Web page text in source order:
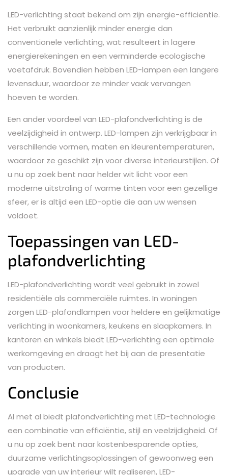
LED-verlichting staat bekend om zijn energie-efficiëntie.
Het verbruikt aanzienlijk minder energie dan
conventionele verlichting, wat resulteert in lagere
energierekeningen en een verminderde ecologische
voetafdruk. Bovendien hebben LED-lampen een langere
levensduur, waardoor ze minder vaak vervangen
hoeven te worden.
Een ander voordeel van LED-plafondverlichting is de
veelzijdigheid in ontwerp. LED-lampen zijn verkrijgbaar in
verschillende vormen, maten en kleurentemperaturen,
waardoor ze geschikt zijn voor diverse interieurstijlen. Of
u nu op zoek bent naar helder wit licht voor een
moderne uitstraling of warme tinten voor een gezellige
sfeer, er is altijd een LED-optie die aan uw wensen
voldoet.
Toepassingen van LED-
plafondverlichting
LED-plafondverlichting wordt veel gebruikt in zowel
residentiële als commerciële ruimtes. In woningen
zorgen LED-plafondlampen voor heldere en gelijkmatige
verlichting in woonkamers, keukens en slaapkamers. In
kantoren en winkels biedt LED-verlichting een optimale
werkomgeving en draagt het bij aan de presentatie
van producten.
Conclusie
Al met al biedt plafondverlichting met LED-technologie
een combinatie van efficiëntie, stijl en veelzijdigheid. Of
u nu op zoek bent naar kostenbesparende opties,
duurzame verlichtingsoplossingen of gewoonweg een
upgrade van uw interieur wilt realiseren, LED-